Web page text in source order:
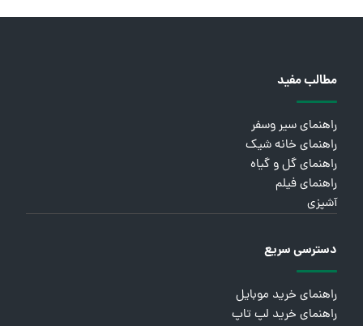
مطالب مفید
راهنمای سیر وسفر
راهنمای خانه شیک
راهنمای گل و گیاه
راهنمای فیلم
آشپزی
دسترسی سریع
راهنمای خرید موبایل
راهنمای خرید لپ تاپ